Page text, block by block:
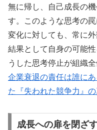
無に帰し、自己成長の
す。このような思考の
変化に対しても、常に
結果として自身の可能
うした思考停止が組織
企業衰退の責任は誰に
た『失われた競争力』
成長への扉を閉ざ